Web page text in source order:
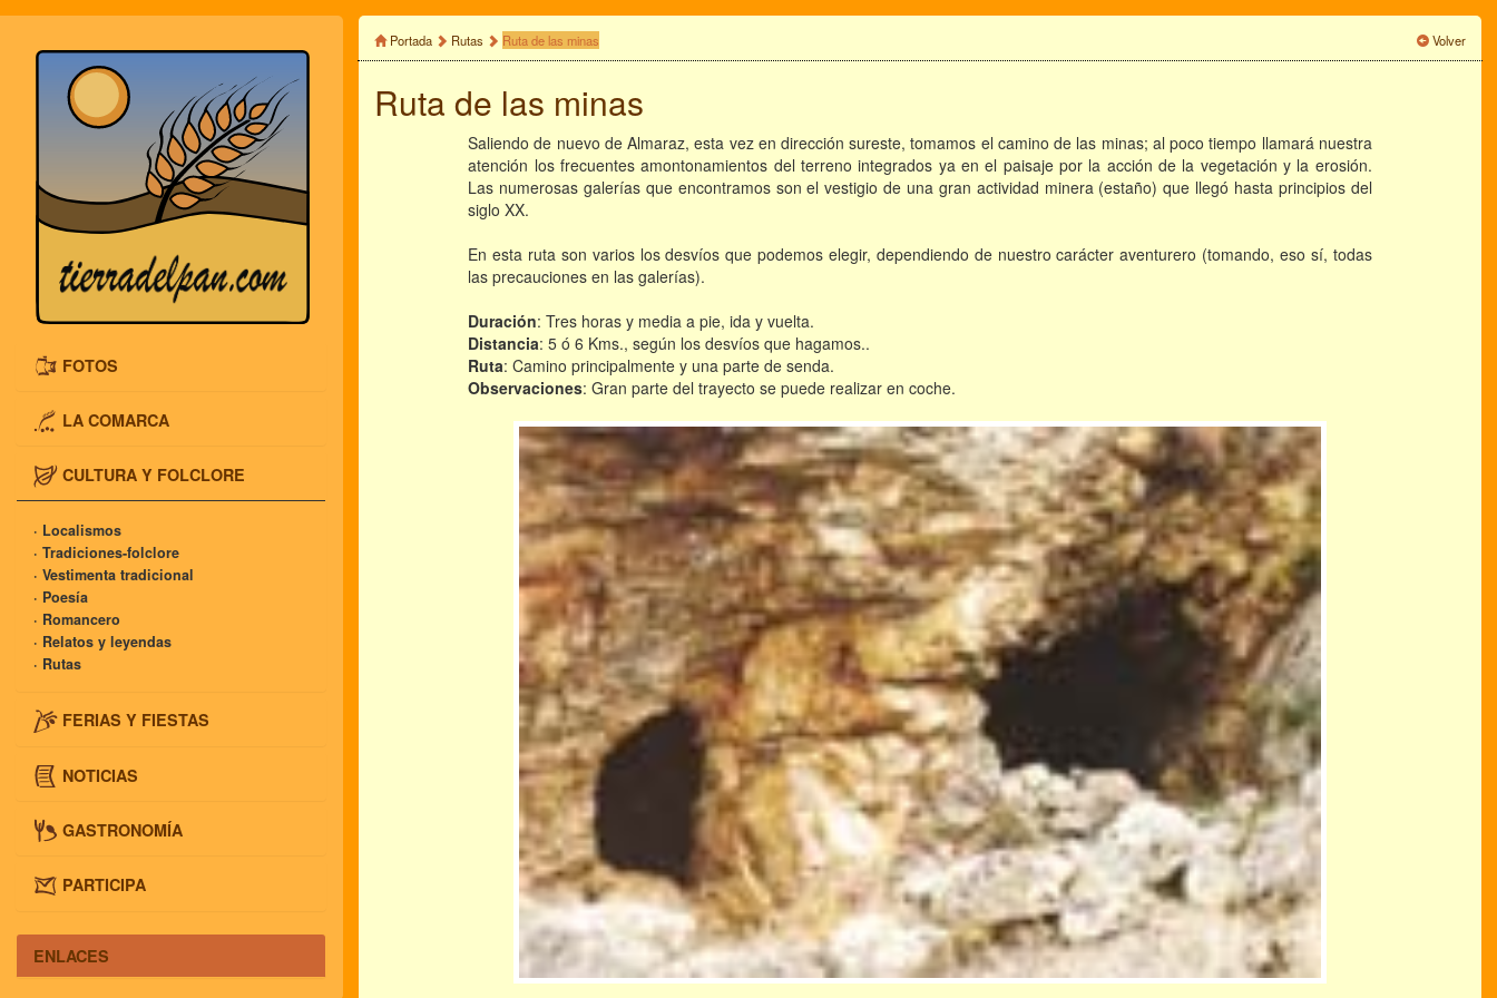
FOTOS
LA COMARCA
CULTURA Y FOLCLORE
· Localismos
· Tradiciones-folclore
· Vestimenta tradicional
· Poesía
· Romancero
· Relatos y leyendas
· Rutas
FERIAS Y FIESTAS
NOTICIAS
GASTRONOMÍA
PARTICIPA
ENLACES
Portada Rutas Ruta de las minas Volver
Ruta de las minas
Saliendo de nuevo de Almaraz, esta vez en dirección sureste, tomamos el camino de las minas; al poco tiempo llamará nuestra
atención los frecuentes amontonamientos del terreno integrados ya en el paisaje por la acción de la vegetación y la erosión.
Las numerosas galerías que encontramos son el vestigio de una gran actividad minera (estaño) que llegó hasta principios del
siglo XX.
En esta ruta son varios los desvíos que podemos elegir, dependiendo de nuestro carácter aventurero (tomando, eso sí, todas
las precauciones en las galerías).
Duración: Tres horas y media a pie, ida y vuelta.
Distancia: 5 ó 6 Kms., según los desvíos que hagamos..
Ruta: Camino principalmente y una parte de senda.
Observaciones: Gran parte del trayecto se puede realizar en coche.